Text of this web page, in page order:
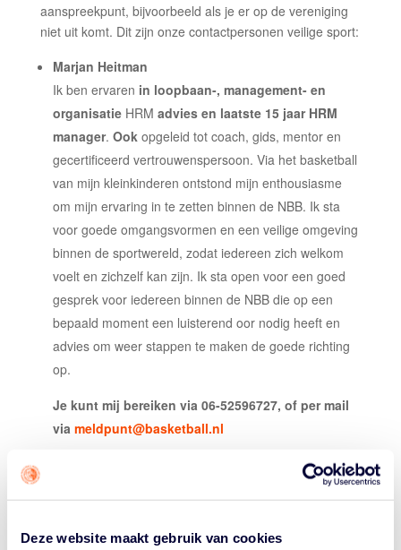
Deze website maakt gebruik van cookies
aanspreekpunt, bijvoorbeeld als je er op de vereniging
niet uit komt. Dit zijn onze contactpersonen veilige sport:
Marjan Heitman
Ik ben ervaren in loopbaan-, management- en
organisatieHRM advies en laatste 15 jaar HRM
manager. Ook opgeleid tot coach, gids, mentor en
gecertificeerd vertrouwenspersoon. Via het basketball
van mijn kleinkinderen ontstond mijn enthousiasme
om mijn ervaring in te zetten binnen de NBB. Ik sta
voor goede omgangsvormen en een veilige omgeving
binnen de sportwereld, zodat iedereen zich welkom
voelt en zichzelf kan zijn. Ik sta open voor een goed
gesprek voor iedereen binnen de NBB die op een
bepaald moment een luisterend oor nodig heeft en
advies om weer stappen te maken de goede richting
op.
Je kunt mij bereiken via 06-52596727, of per mail
via meldpunt@basketball.nl
lokale vereniging. Voor mij is het belangrijk dat